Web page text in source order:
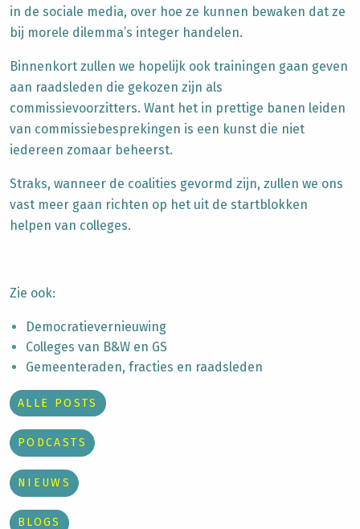
in de sociale media, over hoe ze kunnen bewaken dat ze
bij morele dilemma’s integer handelen.
Binnenkort zullen we hopelijk ook trainingen gaan geven
aan raadsleden die gekozen zijn als
commissievoorzitters. Want het in prettige banen leiden
van commissiebesprekingen is een kunst die niet
iedereen zomaar beheerst.
Straks, wanneer de coalities gevormd zijn, zullen we ons
vast meer gaan richten op het uit de startblokken
helpen van colleges.
Zie ook:
Democratievernieuwing
Colleges van B&W en GS
Gemeenteraden, fracties en raadsleden
ALLE POSTS
PODCASTS
NIEUWS
BLOGS